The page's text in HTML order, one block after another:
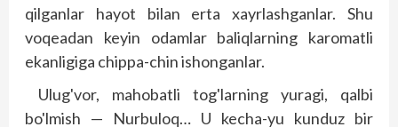
qilganlar hayot bilan erta xayrlashganlar. Shu
voqeadan keyin odamlar baliqlarning karomatli
ekanligiga chippa-chin ishonganlar.
Ulug'vor, mahobatli tog'larning yuragi, qalbi
bo'lmish — Nurbuloq… U kecha-yu kunduz bir